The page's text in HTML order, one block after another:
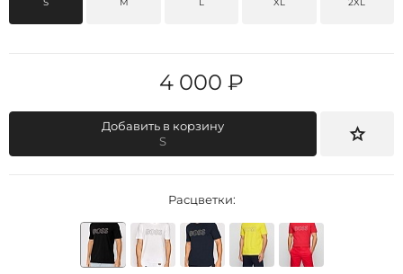
4 000 ₽
Добавить в корзину
S
Расцветки: